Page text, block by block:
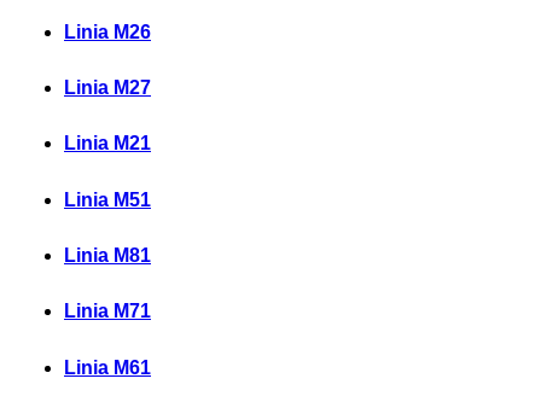
Linia M26
Linia M27
Linia M21
Linia M51
Linia M81
Linia M71
Linia M61